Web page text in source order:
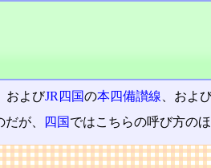
およびJR四国の本四備讃線 、およ
が、
四国 ではこちらの呼び方の